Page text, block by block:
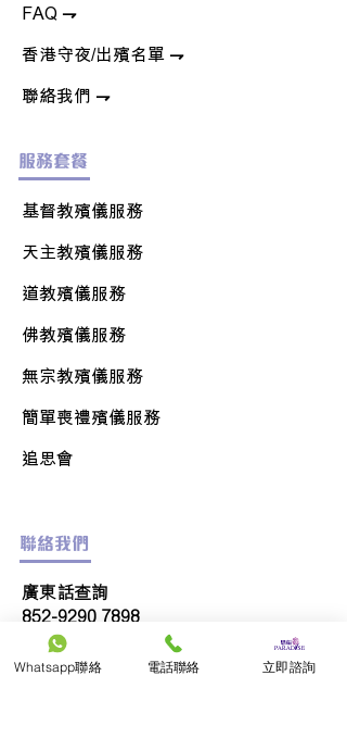
FAQ ⇁
香港守夜/出殯名單 ⇁
聯絡我們 ⇁
服務套餐
基督教殯儀服務
天主教殯儀服務
道教殯儀服務
佛教殯儀服務
無宗教殯儀服務
簡單喪禮殯儀服務
追思會
聯絡我們
廣東話查詢
852-9290 7898
普通話查詢
86-19518736997
Whatsapp聯絡 電話聯絡 立即諮詢